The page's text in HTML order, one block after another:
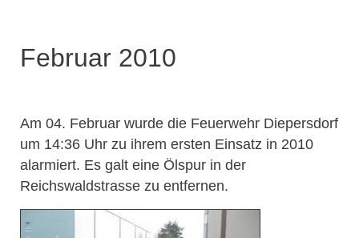
Februar 2010
Am 04. Februar wurde die Feuerwehr Diepersdorf
um 14:36 Uhr zu ihrem ersten Einsatz in 2010
alarmiert. Es galt eine Ölspur in der
Reichswaldstrasse zu entfernen.